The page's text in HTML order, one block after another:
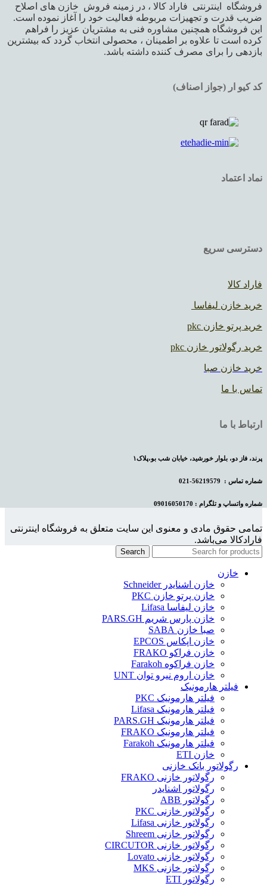
فروشگاه اینترنتی فاراد کالا ، در زمینه فروش خازن های اصلاح
ضریب قدرت و تجهیزات مربوطه فعالیت خود را آغاز نموده است.
این فروشگاه همچنین مشاوره فنی به مشتریان عزیز را فراهم
کرده است تا علاوه بر اطمینان ، محصولی انتخاب گردد که بیشترین
بازدهی را برای مصرف کننده داشته باشد.
کد کیو ار (جواز اصناف)
نماد اعتماد
دسترسی سریع
فاراد کالا
خرید خازن لیفاسا
خرید پرتو خازن pkc
خرید رگولاتور خازن pkc
خرید خازن صبا
تماس با ما
ارتباط با ما
پرند، فاز دو، بلوار خورشید، خیابان شب بو،پلاک۱
شماره تماس : 56219579-021
شماره واتساپ و تلگرام : 09016050170
تمامی حقوق مادی و معنوی این سایت متعلق به فروشگاه اینترنتی
فارادکالا می‌باشد.
Search
خازن
خازن اشنایدر Schneider
خازن پرتو خازن PKC
خازن لیفاسا Lifasa
خازن پارس شریم PARS.GH
صبا خازن SABA
خازن اپکاس EPCOS
خازن فراکو FRAKO
خازن فراکوه Farakoh
خازن اروم نیرو توان UNT
فیلتر هارمونیک
فیلتر هارمونیک PKC
فیلتر هارمونیک Lifasa
فیلتر هارمونیک PARS.GH
فیلتر هارمونیک FRAKO
فیلتر هارمونیک Farakoh
خازن ETI
رگولاتور بانک خازنی
رگولاتور خازنی FRAKO
رگولاتور اشنایدر
رگولاتور ABB
رگولاتور خازنی PKC
رگولاتور خازنی Lifasa
رگولاتور خازنی Shreem
رگولاتور خازنی CIRCUTOR
رگولاتور خازنی Lovato
رگولاتور خازنی MKS
رگولاتور ETI